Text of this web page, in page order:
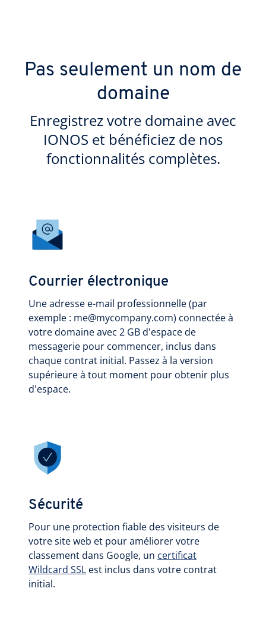
Pas seulement un nom de
domaine
Enregistrez votre domaine avec
IONOS et bénéficiez de nos
fonctionnalités complètes.
Courrier électronique
Une adresse e-mail professionnelle (par
exemple : me@mycompany.com) connectée à
votre domaine avec 2 GB d'espace de
messagerie pour commencer, inclus dans
chaque contrat initial. Passez à la version
supérieure à tout moment pour obtenir plus
d'espace.
Sécurité
Pour une protection fiable des visiteurs de
votre site web et pour améliorer votre
classement dans Google, un certificat
Wildcard SSL est inclus dans votre contrat
initial.